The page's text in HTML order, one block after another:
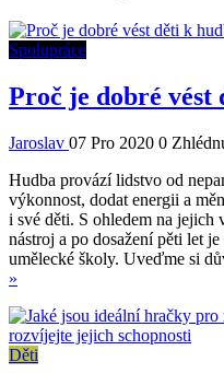
Spolupráce
Proč je dobré vést
Jaroslav 07 Pro 2020 0
Hudba provází lidstvo od
výkonnost, dodat energii a
i své děti. S ohledem na jejich
nástroj a po dosažení pěti let
umělecké školy. Uveďme si
»
Děti